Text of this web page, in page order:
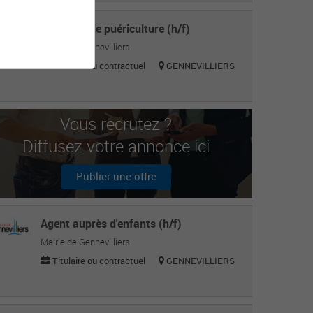
Auxiliaire de puériculture (h/f)
Mairie de Gennevilliers
Titulaire ou contractuel
GENNEVILLIERS
Vous recrutez ?
Diffusez votre annonce ici
Publier une offre
Agent auprès d'enfants (h/f)
Mairie de Gennevilliers
Titulaire ou contractuel
GENNEVILLIERS